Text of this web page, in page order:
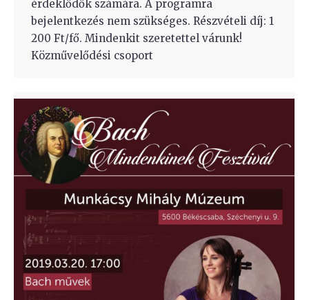
érdeklődők számára. A programra
bejelentkezés nem szükséges. Részvételi díj: 1
200 Ft/fő. Mindenkit szeretettel várunk!
Közművelődési csoport